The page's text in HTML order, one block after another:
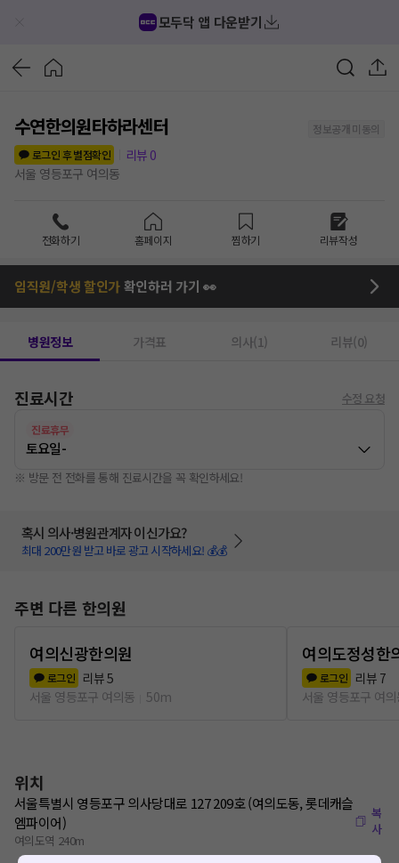
모두닥 앱 다운받기
수연한의원타하라센터
정보공개 미동의
로그인 후 별점확인
리뷰 0
서울 영등포구 여의동
전화하기 홈페이지 찜하기 리뷰작성
임직원/학생 할인가확인하러 가기 👀
병원정보 가격표 의사(1) 리뷰(0)
진료시간 수정 요청
진료휴무
토요일-
※ 방문 전 전화를 통해 진료시간을 꼭 확인하세요!
혹시 의사·병원관계자 이신가요?
최대 200만원 받고 바로 광고 시작하세요! 💰💰
주변 다른 한의원
여의신광한의원
로그인 리뷰5
서울 영등포구 여의동
50m
여의도정성한
로그인 리뷰 7
서울 영등포구 여
위치
서울특별시 영등포구 의사당대로 127 209호 (여의도동, 롯데캐슬
엠파이어)
여의도역 240m
복
사